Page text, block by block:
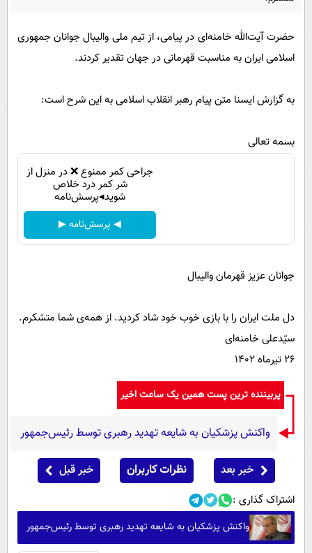
فناوری
گوناگون
اجتماعی
حیات وحش
روانشناسی
آشپزی
حضرت آیت‌الله خامنه‌ای در پیامی، از تیم ملی والیبال جوانان جمهوری
اسلامی ایران به مناسبت قهرمانی در جهان تقدیر کردند.
به گزارش ایسنا متن پیام رهبر انقلاب اسلامی به این شرح است:
بسمه تعالی
جراحی کمر ممنوع ❌ در منزل از
شر کمر درد خلاص
شوید◂پرسش‌نامه
◀ پرسش‌نامه ▶
جوانان عزیز قهرمان والیبال
دل ملت ایران را با بازی خوب خود شاد کردید. از همه‌ی شما متشکرم.
سیّدعلی خامنه‌ای
۲۶ تیرماه ۱۴۰۲
پربیننده ترین پست همین یک ساعت اخیر
واکنش پزشکیان به شایعه تهدید رهبری توسط رئیس‌جمهور
خبر بعد نظرات کاربران خبر قبل
اشتراک گذاری :
واکنش پزشکیان به شایعه تهدید رهبری توسط رئیس‌جمهور